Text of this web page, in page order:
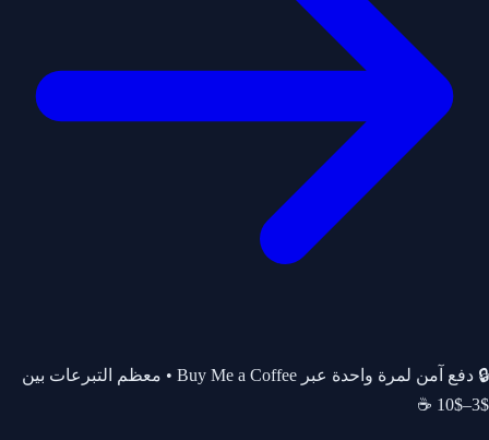
🔒 دفع آمن لمرة واحدة عبر Buy Me a Coffee • معظم التبرعات بين
$3–$10 ☕